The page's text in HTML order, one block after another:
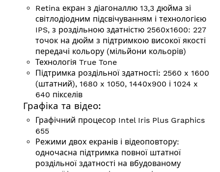
Retina екран з діагоналлю 13,3 дюйма зі
світлодіодним підсвічуванням і технологією
IPS, з роздільною здатністю 2560x1600: 227
точок на дюйм з підтримкою високої якості
передачі кольору (мільйони кольорів)
Технологія True Tone
Підтримка роздільної здатності: 2560 x 1600
(штатний), 1680 x 1050, 1440x900 і 1024 x
640 пікселів
Графіка та відео:
Графічний процесор Intel Iris Plus Graphics
655
Режими двох екранів і відеоповтору:
одночасна підтримка повної штатної
роздільної здатності на вбудованому